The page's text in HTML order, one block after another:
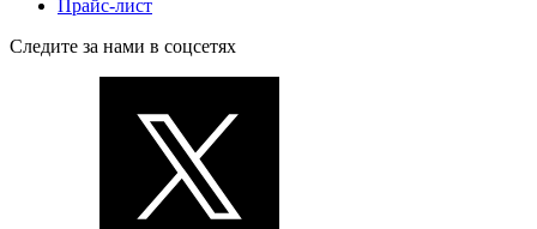
Прайс-лист
Следите за нами в соцсетях